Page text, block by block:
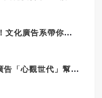
AI戰爭？綻爭？！文化廣告系帶你解讀機器與人類的奧妙關係
網路成癮？文化廣告「心觀世代」幫你找回自我